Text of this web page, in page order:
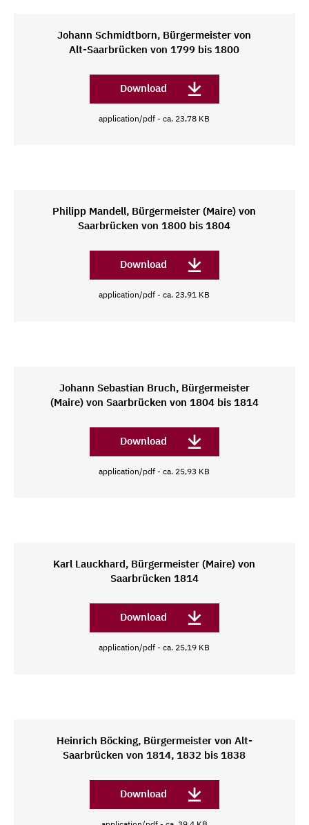
Johann Schmidtborn, Bürgermeister von
Alt-Saarbrücken von 1799 bis 1800
Download
application/pdf - ca. 23,78 KB
Philipp Mandell, Bürgermeister (Maire) von
Saarbrücken von 1800 bis 1804
Download
application/pdf - ca. 23,91 KB
Johann Sebastian Bruch, Bürgermeister
(Maire) von Saarbrücken von 1804 bis 1814
Download
application/pdf - ca. 25,93 KB
Karl Lauckhard, Bürgermeister (Maire) von
Saarbrücken 1814
Download
application/pdf - ca. 25,19 KB
Heinrich Böcking, Bürgermeister von Alt-
Saarbrücken von 1814, 1832 bis 1838
Download